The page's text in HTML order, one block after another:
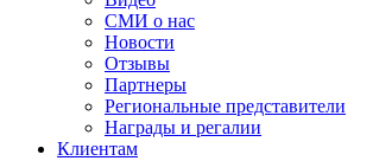
СМИ о нас
Новости
Отзывы
Партнеры
Региональные представители
Награды и регалии
Клиентам